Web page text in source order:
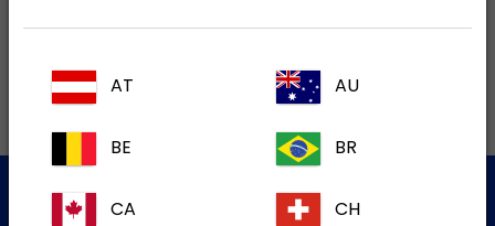
AT AU
BE BR
CA CH